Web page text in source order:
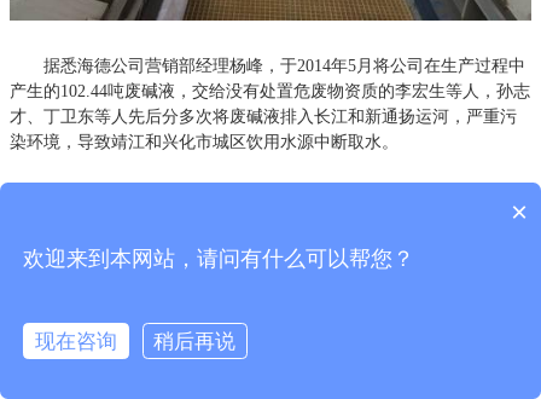
据悉海德公司营销部经理杨峰，于2014年5月将公司在生产过程中
产生的102.44吨废碱液，交给没有处置危废物资质的李宏生等人，孙志
才、丁卫东等人先后分多次将废碱液排入长江和新通扬运河，严重污
染环境，导致靖江和兴化市城区饮用水源中断取水。
镇居民生活用水停水几十个小时，严重威胁了群众的正常生产生活。
特别严重的是，这次环境污染事件发生在长江休渔期。被告违法处置
废碱液也给长江水环境、鱼类资源、生态服务功能造成了巨大损失。
应视为在防范污染物对环境污染损害上的不作为，这种不作为与环境
污染损失结果之间存在法律上的因果关系，应当对由此产生的损害结
×
欢迎来到本网站，请问有什么可以帮您？
现在咨询 稍后再说